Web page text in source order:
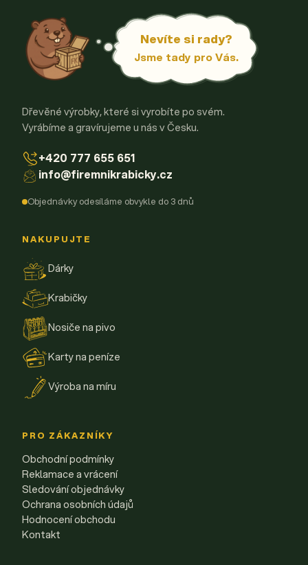
Nevíte si rady?
Jsme tady pro Vás.
Dřevěné výrobky, které si vyrobíte po svém.
Vyrábíme a gravírujeme u nás v Česku.
+420 777 655 651
info@firemnikrabicky.cz
Objednávky odesíláme obvykle do 3 dnů
NAKUPUJTE
Dárky
Krabičky
Nosiče na pivo
Karty na peníze
Výroba na míru
PRO ZÁKAZNÍKY
Obchodní podmínky
Reklamace a vrácení
Sledování objednávky
Ochrana osobních údajů
Hodnocení obchodu
Kontakt